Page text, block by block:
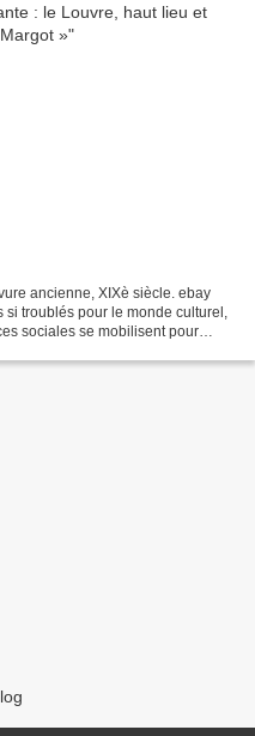
ancienne, XIXè siècle. ebay
troublés pour le monde culturel,
sociales se mobilisent pour